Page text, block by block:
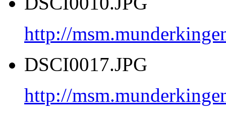
http://
DSCI0017.JPG
http://